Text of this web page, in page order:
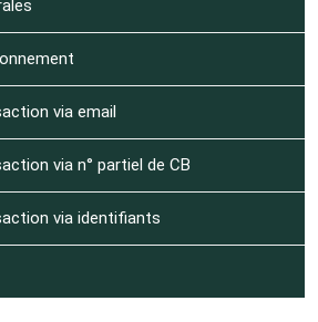
via email
via n° partiel de CB
via identifiants